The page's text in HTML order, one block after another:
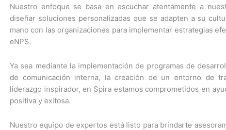
Nuestro enfoque se basa en escuchar atentamente a
diseñar soluciones personalizadas que se adapten a su
mano con las organizaciones para implementar estrategias
eNPS.
Ya sea mediante la implementación de programas de
de comunicación interna, la creación de un entorno de
liderazgo inspirador, en Spira estamos comprometidos en
positiva y exitosa.
Nuestro equipo de expertos está listo para brindarte